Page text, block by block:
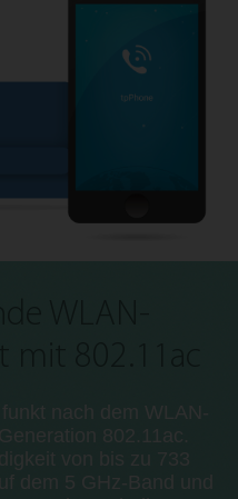
nach dem WLAN-
802.11ac.
von bis zu 733
dem 5 GHz-Band und